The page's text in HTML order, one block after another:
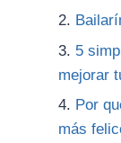
5
mejorar
Por
más